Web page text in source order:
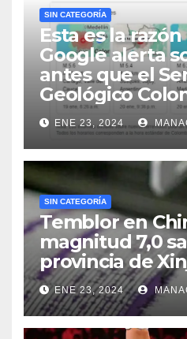
SIN CATEGORÍA
Esta es la
Google alerta
antes que el
Geológico
ENE 23, 2024
SIN CATEGORÍA
Temblor en
magnitud 7,0
provincia de
ENE 23, 2024